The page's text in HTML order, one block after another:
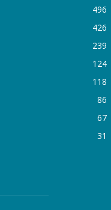
496
426
239
124
118
86
67
31